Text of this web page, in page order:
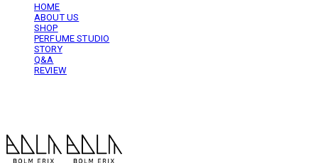
HOME
ABOUT US
SHOP
PERFUME STUDIO
STORY
Q&A
REVIEW